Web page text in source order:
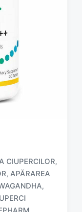
CIUPERCILOR,
, APĂRAREA
,